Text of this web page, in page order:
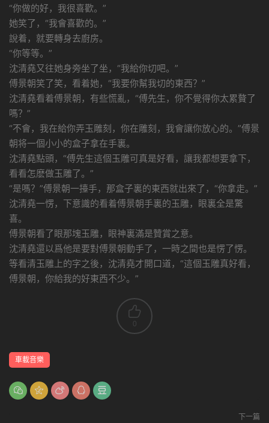
“你做的好，我很喜歡。”
她笑了，“我會喜歡的。”
說着，就要轉身去廚房。
“你等等。”
沈清堯又往她身旁坐了坐，“我給你切吧。”
傅景朝笑了笑，看着她，“我要你幫我切的東西？”
沈清堯看着傅景朝，有些慌亂，“傅先生，你不覺得你太累贅了
嗎？”
“不會，我在給你弄玉雕刻，你在雕刻，我會讓你放心的。”傅景
朝将一個小小的盒子拿在手裏。
沈清堯點頭，“傅先生這個玉雕可真是好看，讓我都想要拿下，
看看怎麽做玉雕了。”
“是嗎？”傅景朝一擡手，那盒子裏的東西就出來了，“你拿走。”
沈清堯一愣，下意識的看着傅景朝手裏的玉雕，眼裏全是驚
喜。
傅景朝看了眼那塊玉雕，眼神裏滿是贊賞之意。
沈清堯還以爲他是要對傅景朝動手了，一時之間也是愣了愣。
等看清玉雕上的字之後，沈清堯才開口道，“這個玉雕真好看，
傅景朝，你給我的好東西不少。”
0
車載音樂
下一篇